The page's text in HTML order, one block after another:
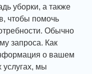
уборки, а также
чтобы помочь
Обычно
запроса. Как
о вашем
услугах, мы